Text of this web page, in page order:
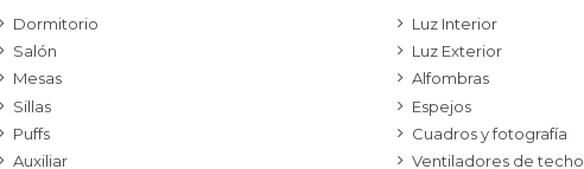
Dormitorio
Salón
Mesas
Sillas
Puffs
Auxiliar
Luz Interior
Luz Exterior
Alfombras
Espejos
Cuadros y fotografía
Ventiladores de techo